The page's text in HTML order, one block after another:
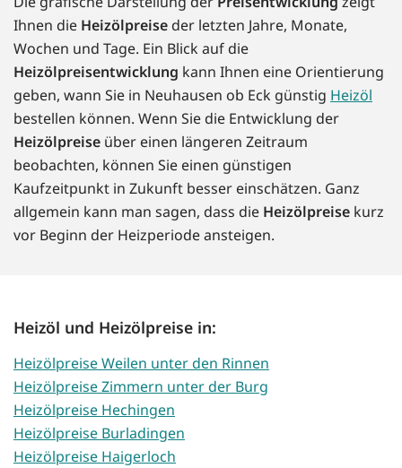
Ihnen die Heizölpreise der letzten Jahre, Monate,
Wochen und Tage. Ein Blick auf die
Heizölpreisentwicklung kann Ihnen eine Orientierung
geben, wann Sie in Neuhausen ob Eck günstig Heizöl
bestellen können. Wenn Sie die Entwicklung der
Heizölpreise über einen längeren Zeitraum
beobachten, können Sie einen günstigen
Kaufzeitpunkt in Zukunft besser einschätzen. Ganz
allgemein kann man sagen, dass die Heizölpreise kurz
vor Beginn der Heizperiode ansteigen.
Heizöl und Heizölpreise in:
Heizölpreise Weilen unter den Rinnen
Heizölpreise Zimmern unter der Burg
Heizölpreise Hechingen
Heizölpreise Burladingen
Heizölpreise Haigerloch